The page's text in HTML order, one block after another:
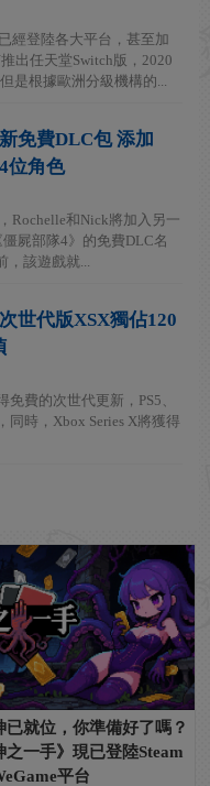
經登陸各大平台，甚至加
出任天堂Switch版，2020
是根據歐洲分級機構的...
免費DLC包 添加
位角色
Rochelle和Nick將加入另一
屍部隊4》的免費DLC名
該遊戲就...
世代版XSX獨佔120
費的次世代更新，PS5、
同時，Xbox Series X將獲得
已就位，你準備好了嗎？
之一手》現已登陸Steam
平台